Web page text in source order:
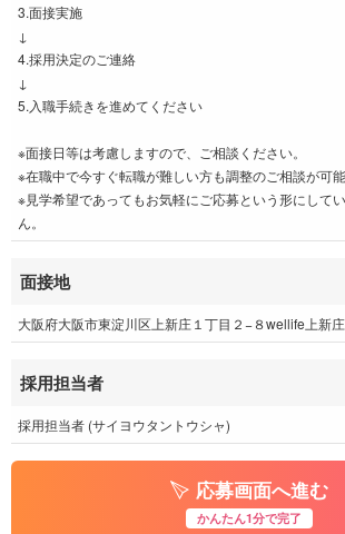
3.面接実施
↓
4.採用決定のご連絡
↓
5.入職手続きを進めてください
※面接日等は考慮しますので、ご相談ください。
※在職中で今すぐ転職が難しい方も調整のご相談が可能
※見学希望であってもお気軽にご応募という形にして
ん。
面接地
大阪府大阪市東淀川区上新庄１丁目２−８wellife上新
採用担当者
採用担当者 (サイヨウタントウシャ)
応募画面へ進む
かんたん1分で完了